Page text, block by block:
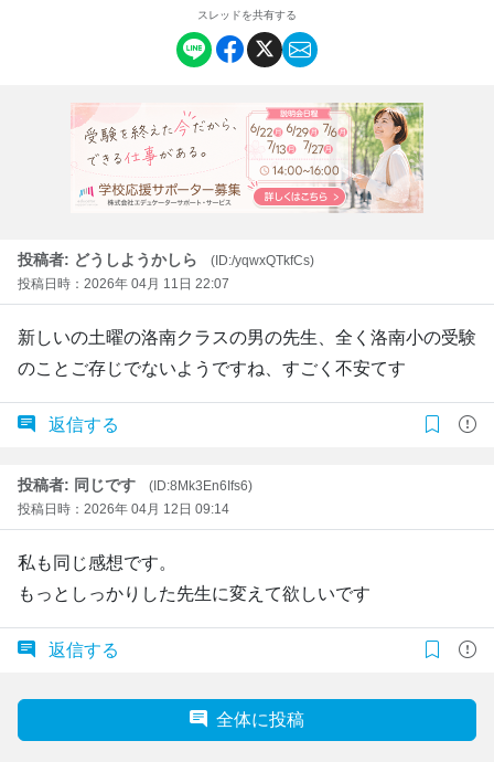
スレッドを共有する
投稿者: どうしようかしら
(ID:/yqwxQTkfCs)
投稿日時：2026年 04月 11日 22:07
新しいの土曜の洛南クラスの男の先生、全く洛南小の受験
のことご存じでないようですね、すごく不安てす
返信する
投稿者: 同じです
(ID:8Mk3En6Ifs6)
投稿日時：2026年 04月 12日 09:14
私も同じ感想です。
もっとしっかりした先生に変えて欲しいです
返信する
全体に投稿